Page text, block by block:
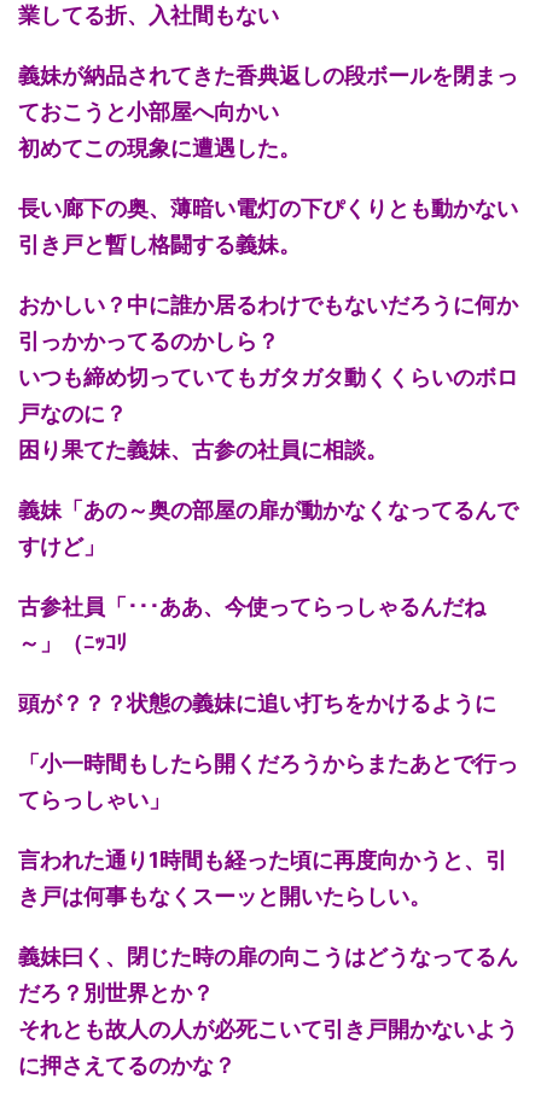
業してる折、入社間もない
義妹が納品されてきた香典返しの段ボールを閉まっ
ておこうと小部屋へ向かい
初めてこの現象に遭遇した。
長い廊下の奥、薄暗い電灯の下ぴくりとも動かない
引き戸と暫し格闘する義妹。
おかしい？中に誰か居るわけでもないだろうに何か
引っかかってるのかしら？
いつも締め切っていてもガタガタ動くくらいのボロ
戸なのに？
困り果てた義妹、古参の社員に相談。
義妹「あの～奥の部屋の扉が動かなくなってるんで
すけど」
古参社員「･･･ああ、今使ってらっしゃるんだね
～」（ﾆｯｺﾘ
頭が？？？状態の義妹に追い打ちをかけるように
「小一時間もしたら開くだろうからまたあとで行っ
てらっしゃい」
言われた通り1時間も経った頃に再度向かうと、引
き戸は何事もなくスーッと開いたらしい。
義妹曰く、閉じた時の扉の向こうはどうなってるん
だろ？別世界とか？
それとも故人の人が必死こいて引き戸開かないよう
に押さえてるのかな？